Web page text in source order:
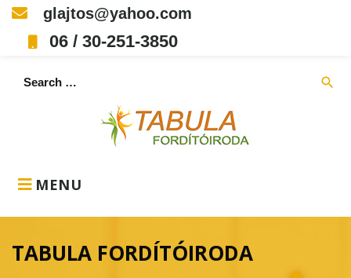
glajtos@yahoo.com
06 / 30-251-3850
MENU
search
TABULA FORDÍTÓIRODA